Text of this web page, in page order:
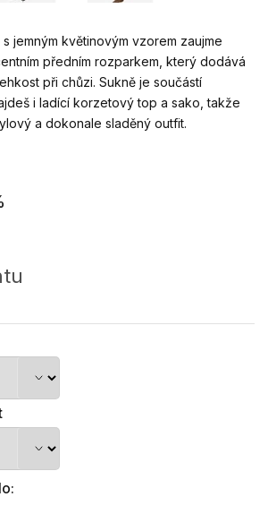
jemným květinovým vzorem zaujme
předním rozparkem, který dodává
při chůzi. Sukně je součástí
i ladící korzetový top a sako, takže
a dokonale sladěný outfit.